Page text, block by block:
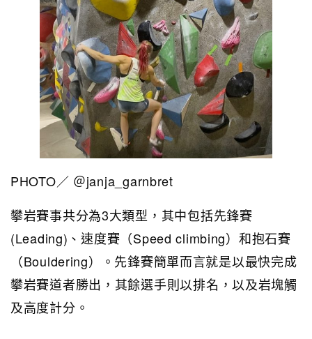
PHOTO／ ＠janja_garnbret
攀岩賽事共分為3大類型，其中包括先鋒賽
(Leading)、速度賽（Speed climbing）和抱石賽
（Bouldering）。先鋒賽簡單而言就是以最快完成
攀岩賽道者勝出，其餘選手則以排名，以及岩塊觸
及高度計分。